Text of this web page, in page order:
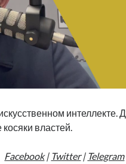
интеллекте.
властей.
Facebook| Twitter| Telegram